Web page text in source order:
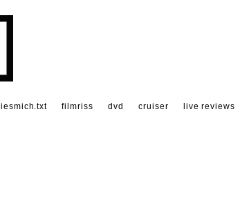
liesmich.txt filmriss dvd cruiser live reviews